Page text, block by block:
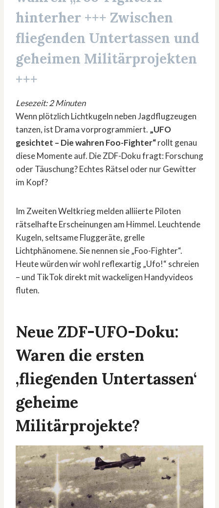
hinterher +++ Zwischen
fliegenden Untertassen und
geheimen Militärprojekten
+++
Lesezeit: 2 Minuten
Wenn plötzlich Lichtkugeln neben Jagdflugzeugen
tanzen, ist Drama vorprogrammiert. „UFO
gesichtet – Die wahren Foo-Fighter“rollt genau
diese Momente auf. Die ZDF-Doku fragt: Forschung
oder Täuschung? Echtes Rätsel oder nur Gewitter
im Kopf?
Im Zweiten Weltkrieg melden alliierte Piloten
rätselhafte Erscheinungen am Himmel. Leuchtende
Kugeln, seltsame Fluggeräte, grelle
Lichtphänomene. Sie nennen sie „Foo-Fighter“.
Heute würden wir wohl reflexartig „Ufo!“ schreien
– und TikTok direkt mit wackeligen Handyvideos
fluten.
Neue ZDF-UFO-Doku:
Waren die ersten
‚fliegenden Untertassen‘
geheime
Militärprojekte?